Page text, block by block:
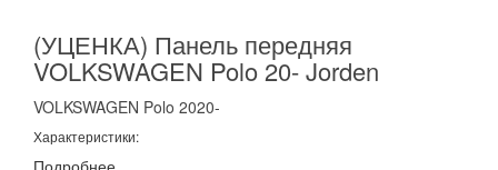
(УЦЕНКА) Панель передняя
VOLKSWAGEN Polo 20- Jorden
VOLKSWAGEN Polo 2020-
Характеристики:
Подробнее